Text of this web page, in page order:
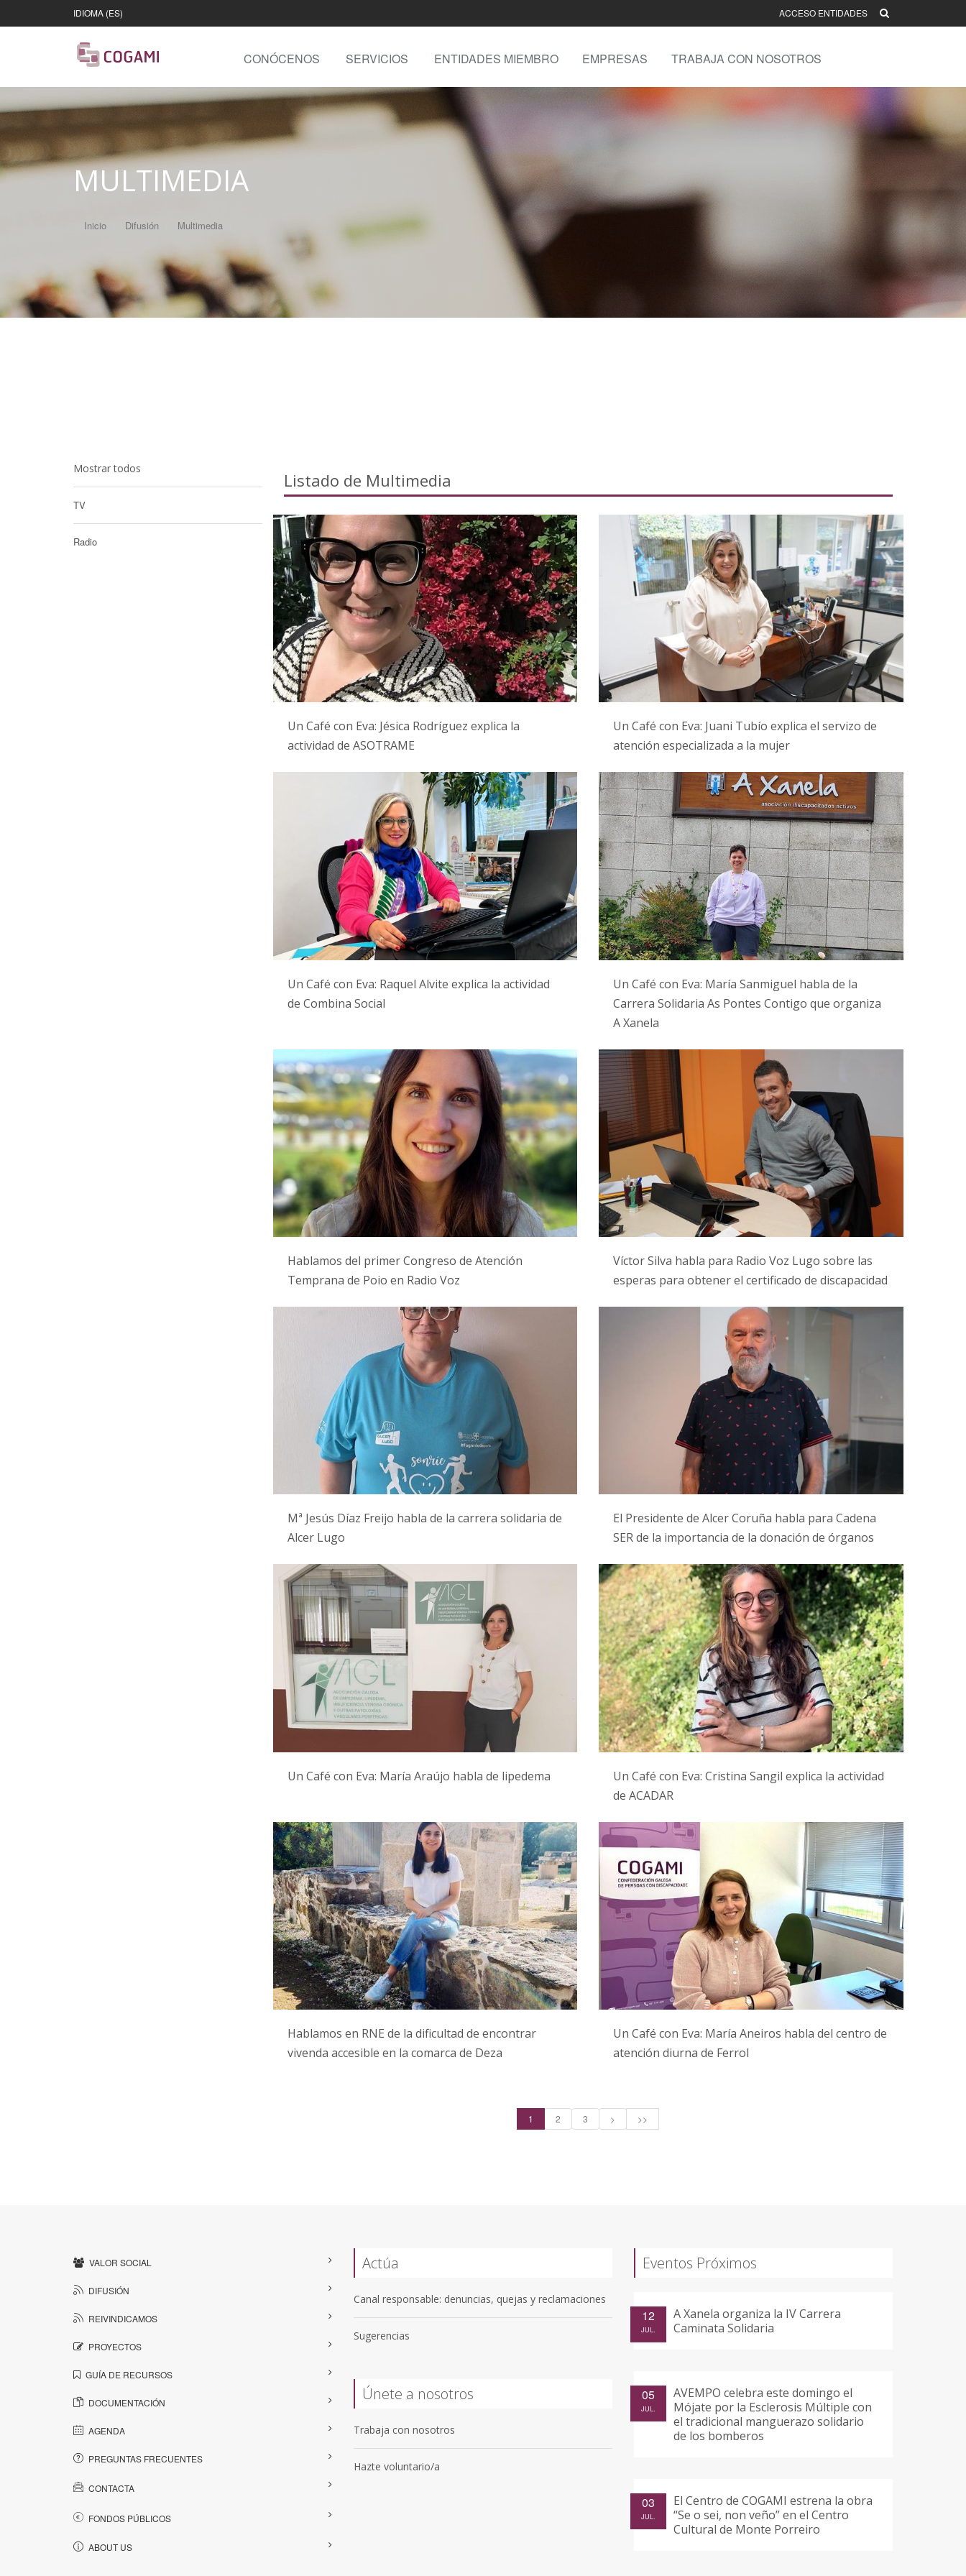
IDIOMA (ES) ACCESO ENTIDADES
CONÓCENOS SERVICIOS ENTIDADES MIEMBRO EMPRESAS TRABAJA CON NOSOTROS
MULTIMEDIA
Inicio Difusión Multimedia
Mostrar todos
TV
Radio
Listado de Multimedia
Un Café con Eva: Jésica Rodríguez explica la
actividad de ASOTRAME
Un Café con Eva: Juani Tubío explica el servizo de
atención especializada a la mujer
Un Café con Eva: Raquel Alvite explica la actividad
de Combina Social
Un Café con Eva: María Sanmiguel habla de la
Carrera Solidaria As Pontes Contigo que organiza
A Xanela
Hablamos del primer Congreso de Atención
Temprana de Poio en Radio Voz
Víctor Silva habla para Radio Voz Lugo sobre las
esperas para obtener el certificado de discapacidad
Mª Jesús Díaz Freijo habla de la carrera solidaria de
Alcer Lugo
El Presidente de Alcer Coruña habla para Cadena
SER de la importancia de la donación de órganos
Un Café con Eva: María Araújo habla de lipedema
Un Café con Eva: Cristina Sangil explica la actividad
de ACADAR
Hablamos en RNE de la dificultad de encontrar
vivenda accesible en la comarca de Deza
Un Café con Eva: María Aneiros habla del centro de
atención diurna de Ferrol
1 2 3 > >>
VALOR SOCIAL
DIFUSIÓN
REIVINDICAMOS
PROYECTOS
GUÍA DE RECURSOS
DOCUMENTACIÓN
AGENDA
PREGUNTAS FRECUENTES
CONTACTA
FONDOS PÚBLICOS
ABOUT US
Actúa
Canal responsable: denuncias, quejas y reclamaciones
Sugerencias
Únete a nosotros
Trabaja con nosotros
Hazte voluntario/a
Eventos Próximos
A Xanela organiza la IV Carrera
Caminata Solidaria
12
JUL.
AVEMPO celebra este domingo el
Mójate por la Esclerosis Múltiple con
el tradicional manguerazo solidario
de los bomberos
05
JUL.
El Centro de COGAMI estrena la obra
“Se o sei, non veño” en el Centro
Cultural de Monte Porreiro
03
JUL.